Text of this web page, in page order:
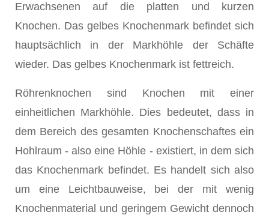
Erwachsenen auf die platten und kurzen
Knochen. Das gelbes Knochenmark befindet sich
hauptsächlich in der Markhöhle der Schäfte
wieder. Das gelbes Knochenmark ist fettreich.
Röhrenknochen sind Knochen mit einer
einheitlichen Markhöhle. Dies bedeutet, dass in
dem Bereich des gesamten Knochenschaftes ein
Hohlraum - also eine Höhle - existiert, in dem sich
das Knochenmark befindet. Es handelt sich also
um eine Leichtbauweise, bei der mit wenig
Knochenmaterial und geringem Gewicht dennoch